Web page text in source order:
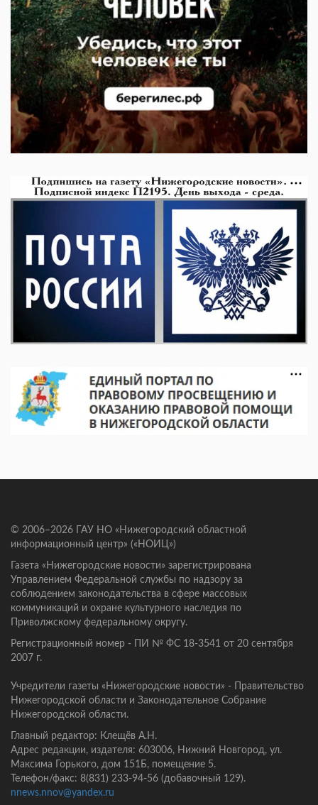
© 2006–2026 ГАУ НО «Нижегородский областной
информационный центр» («НОИЦ»)
Газета «Нижегородские новости» зарегистрирована
Управлением Федеральной службы по надзору за
соблюдением законодательства в сфере массовых
коммуникаций и охране культурного наследия по
Приволжскому федеральному округу.
Регистрационный номер - ПИ № ФС 18-3541 от 20 сентября
2007 г.
Учредители газеты «Нижегородские новости» - Правительство
Нижегородской области и Законодательное Собрание
Нижегородской области.
Главный редактор: Клещёв А.Н.
Адрес редакции, издателя: 603006, Нижний Новгород, ул.
Максима Горького, дом 151Б, помещение 5.
Телефон/факс: 8(831) 233-94-56 (добавочный 129).
nnews.nnov@yandex.ru